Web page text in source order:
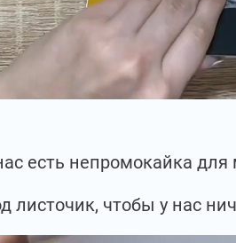
есть непромокайка
листочик, чтобы у нас